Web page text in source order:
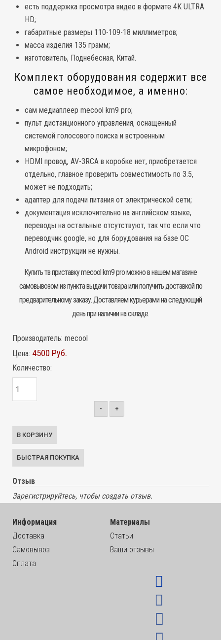
есть поддержка просмотра видео в формате 4K ULTRA
HD;
габаритные размеры 110-109-18 миллиметров;
масса изделия 135 грамм;
изготовитель, Поднебесная, Китай.
Комплект оборудования содержит все
самое необходимое, а именно:
сам медиаплеер mecool km9 pro;
пульт дистанционного управления, оснащенный
системой голосового поиска и встроенным
микрофоном;
HDMI провод, AV-3RCA в коробке нет, приобретается
отдельно, главное проверить совместимость по 3.5,
может не подходить;
адаптер для подачи питания от электрической сети;
документация исключительно на английском языке,
переводы на остальные отсутствуют, так что если что
переводчик google, но для борудования на базе ОС
Android инструкции не нужны.
Купитьтв приставкуmecool km9 pro можно в нашем магазине
самовывозом из пункта выдачи товара или получить доставкой по
предварительному заказу. Доставляем курьерами на следующий
день при наличии на складе.
Производитель: mecool
Цена: 4500 Руб.
Количество:
- +
Отзыв
Зарегистрируйтесь, чтобы создать отзыв.
Информация
Доставка
Самовывоз
Оплата
Материалы
Статьи
Ваши отзывы